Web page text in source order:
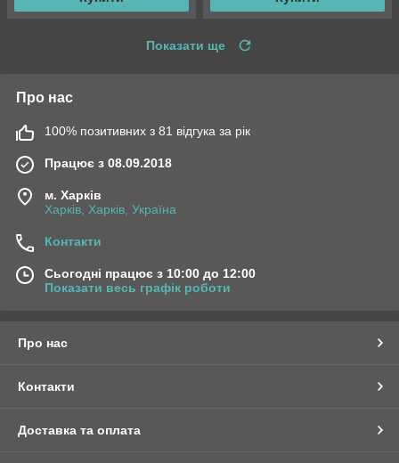
Показати ще
Про нас
100% позитивних з 81 відгука за рік
Працює з 08.09.2018
м. Харків
Харків, Харків, Україна
Контакти
Сьогодні працює з 10:00 до 12:00
Показати весь графік роботи
Про нас
Контакти
Доставка та оплата